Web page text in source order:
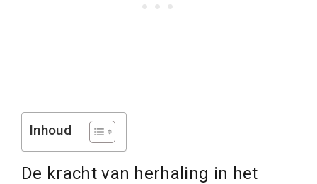
Inhoud
De kracht van herhaling in het